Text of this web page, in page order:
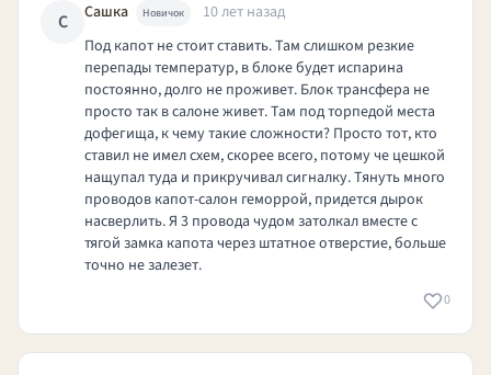
С Сашка Новичок
10 лет назад
Под капот не стоит ставить. Там слишком резкие
перепады температур, в блоке будет испарина
постоянно, долго не проживет. Блок трансфера не
просто так в салоне живет. Там под торпедой места
дофегища, к чему такие сложности? Просто тот, кто
ставил не имел схем, скорее всего, потому че цешкой
нащупал туда и прикручивал сигналку. Тянуть много
проводов капот-салон геморрой, придется дырок
насверлить. Я 3 провода чудом затолкал вместе с
тягой замка капота через штатное отверстие, больше
точно не залезет.
0